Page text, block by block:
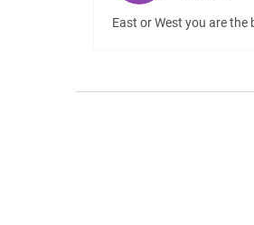
East or West you are the